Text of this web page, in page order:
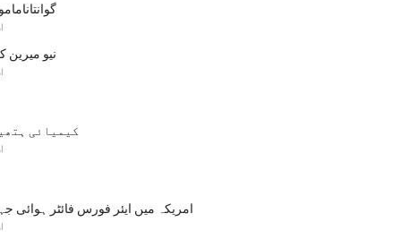
نیو میرین
کیمیائی
امریکہ میں ایئر فورس فائٹر ہوائی